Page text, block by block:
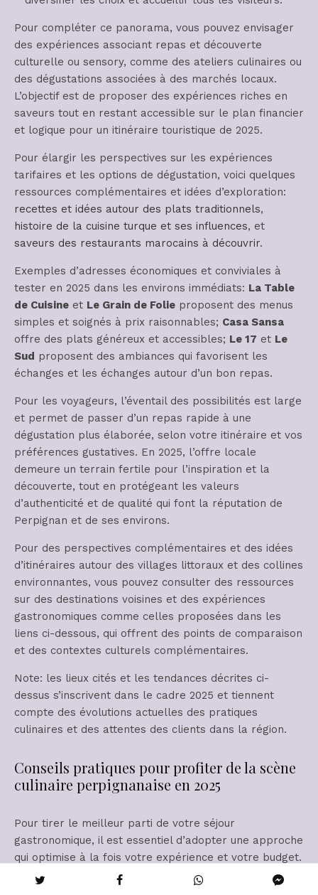
Pour compléter ce panorama, vous pouvez envisager
des expériences associant repas et découverte
culturelle ou sensory, comme des ateliers culinaires ou
des dégustations associées à des marchés locaux.
L’objectif est de proposer des expériences riches en
saveurs tout en restant accessible sur le plan financier
et logique pour un itinéraire touristique de 2025.
Pour élargir les perspectives sur les expériences
tarifaires et les options de dégustation, voici quelques
ressources complémentaires et idées d’exploration:
recettes et idées autour des plats traditionnels,
histoire de la cuisine turque et ses influences, et
saveurs des restaurants marocains à découvrir.
Exemples d’adresses économiques et conviviales à
tester en 2025 dans les environs immédiats: La Table
de Cuisine et Le Grain de Folie proposent des menus
simples et soignés à prix raisonnables; Casa Sansa
offre des plats généreux et accessibles; Le 17 et Le
Sud proposent des ambiances qui favorisent les
échanges et les échanges autour d’un bon repas.
Pour les voyageurs, l’éventail des possibilités est large
et permet de passer d’un repas rapide à une
dégustation plus élaborée, selon votre itinéraire et vos
préférences gustatives. En 2025, l’offre locale
demeure un terrain fertile pour l’inspiration et la
découverte, tout en protégeant les valeurs
d’authenticité et de qualité qui font la réputation de
Perpignan et de ses environs.
Pour des perspectives complémentaires et des idées
d’itinéraires autour des villages littoraux et des collines
environnantes, vous pouvez consulter des ressources
sur des destinations voisines et des expériences
gastronomiques comme celles proposées dans les
liens ci-dessous, qui offrent des points de comparaison
et des contextes culturels complémentaires.
Note: les lieux cités et les tendances décrites ci-
dessus s’inscrivent dans le cadre 2025 et tiennent
compte des évolutions actuelles des pratiques
culinaires et des attentes des clients dans la région.
Conseils pratiques pour profiter de la scène
culinaire perpignanaise en 2025
Pour tirer le meilleur parti de votre séjour
gastronomique, il est essentiel d’adopter une approche
qui optimise à la fois votre expérience et votre budget.
Les conseils pratiques ci-dessous s’appuient sur les